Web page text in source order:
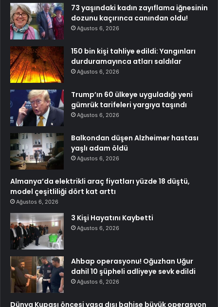
73 yaşındaki kadın zayıflama iğnesinin
dozunu kaçırınca canından oldu!
Ağustos 6, 2026
150 bin kişi tahliye edildi: Yangınları
durduramayınca atları saldılar
Ağustos 6, 2026
Trump’ın 60 ülkeye uyguladığı yeni
gümrük tarifeleri yargıya taşındı
Ağustos 6, 2026
Balkondan düşen Alzheimer hastası
yaşlı adam öldü
Ağustos 6, 2026
Almanya’da elektrikli araç fiyatları yüzde 18 düştü,
model çeşitliliği dört kat arttı
Ağustos 6, 2026
3 Kişi Hayatını Kaybetti
Ağustos 6, 2026
Ahbap operasyonu! Oğuzhan Uğur
dahil 10 şüpheli adliyeye sevk edildi
Ağustos 6, 2026
Dünya Kupası öncesi yasa dışı bahise büyük operasyon